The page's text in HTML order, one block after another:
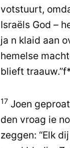
votstuurt,
Israëls God –
ja n klaid aan
hemelse
blieft
17 Joen
den vroag ie
zeggen: “Elk